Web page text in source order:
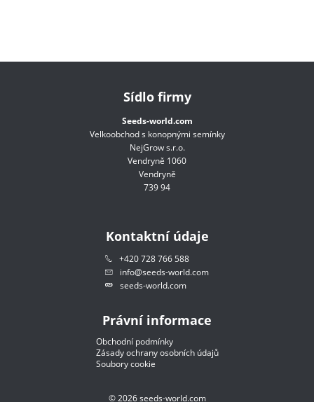
Sídlo firmy
Seeds-world.com
Velkoobchod s konopnými semínky
NejGrow s.r.o.
Vendryně 1060
Vendryně
739 94
Kontaktní údaje
+420 728 766 588
info@seeds-world.com
seeds-world.com
Právní informace
Obchodní podmínky
Zásady ochrany osobních údajů
Soubory cookie
©2026seeds-world.com